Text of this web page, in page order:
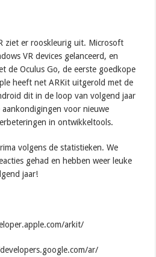
ziet er rooskleurig uit. Microsoft
VR devices gelanceerd, en
de Oculus Go, de eerste goedkope
heeft net ARKit uitgerold met de
dit in de loop van volgend jaar
voor nieuwe
in ontwikkeltools.
volgens de statistieken. We
gehad en hebben weer leuke
jaar!
arkit/
ar/